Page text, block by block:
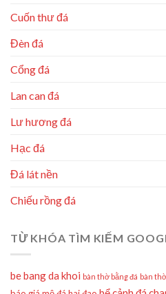
Cuốn thư đá
Đèn đá
Cổng đá
Lan can đá
Lư hương đá
Hạc đá
Đá lát nền
Chiếu rồng đá
TỪ KHÓA TÌM KIẾM
be bang da khoi bàn thờ bằng đá bàn